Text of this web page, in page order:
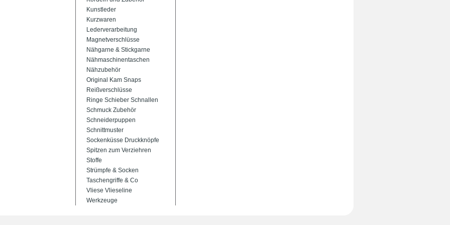
Kunstleder
Kurzwaren
Lederverarbeitung
Magnetverschlüsse
Nähgarne & Stickgarne
Nähmaschinentaschen
Nähzubehör
Original Kam Snaps
Reißverschlüsse
Ringe Schieber Schnallen
Schmuck Zubehör
Schneiderpuppen
Schnittmuster
Sockenküsse Druckknöpfe
Spitzen zum Verziehren
Stoffe
Strümpfe & Socken
Taschengriffe & Co
Vliese Vlieseline
Werkzeuge